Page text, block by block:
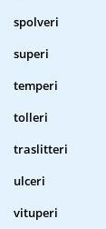
spolveri
superi
temperi
tolleri
traslitteri
ulceri
vituperi